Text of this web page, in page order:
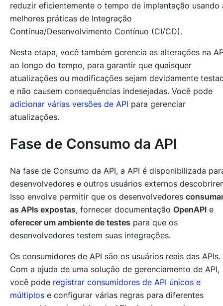
reduzir eficientemente o tempo de implantação usando
melhores práticas de Integração
Contínua/Desenvolvimento Contínuo (CI/CD).
Nesta etapa, você também gerencia as alterações na
ao longo do tempo, para garantir que quaisquer
atualizações ou modificações sejam devidamente
e não causem consequências indesejadas. Você pode
adicionar várias versões de API para gerenciar
atualizações.
Fase de Consumo da API
Na fase de Consumo da API, a API é disponibilizada
desenvolvedores e outros usuários externos
Isso envolve permitir que os desenvolvedores
as APIs expostas, fornecer documentação OpenAPI e
oferecer um ambiente de testes para que os
desenvolvedores testem suas integrações.
Os consumidores de API são os usuários reais das APIs.
Com a ajuda de uma solução de gerenciamento de API,
você pode registrar consumidores de API únicos e
múltiplos e configurar várias regras para diferentes